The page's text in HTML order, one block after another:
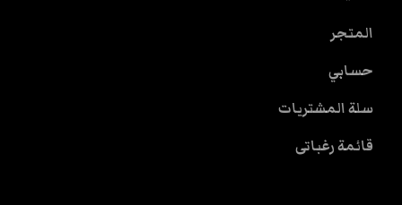
المتجر
حسابي
سلة المشتريات
قائمة رغباتى